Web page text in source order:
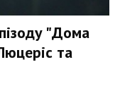
"Дома
та